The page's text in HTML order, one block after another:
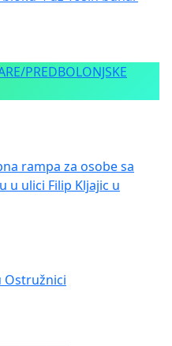
PREDBOLONJSKE
rampa za osobe sa
u ulici Filip Kljajic u
Ostružnici